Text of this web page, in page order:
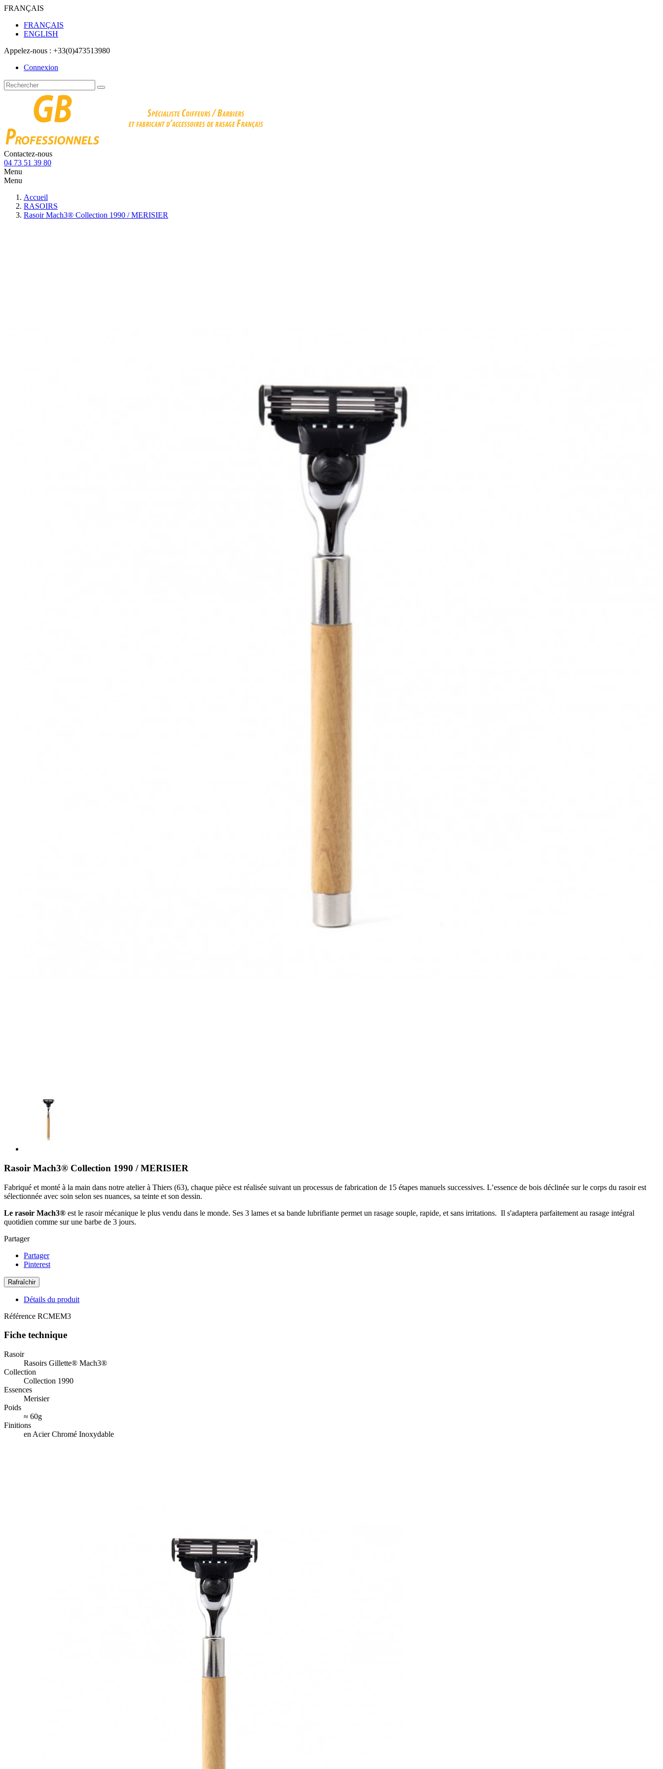
FRANÇAIS
FRANÇAIS
ENGLISH
Appelez-nous : +33(0)473513980
Connexion
Contactez-nous
04 73 51 39 80
Menu
Menu
Accueil
RASOIRS
Rasoir Mach3® Collection 1990 / MERISIER
Rasoir Mach3® Collection 1990 / MERISIER
Fabriqué et monté à la main dans notre atelier à Thiers (63), chaque pièce est réalisée suivant un processus de fabrication de 15 étapes manuels successives. L’essence de bois déclinée sur le corps du rasoir est
sélectionnée avec soin selon ses nuances, sa teinte et son dessin.
Le rasoir Mach3® est le rasoir mécanique le plus vendu dans le monde. Ses 3 lames et sa bande lubrifiante permet un rasage souple, rapide, et sans irritations. Il s'adaptera parfaitement au rasage intégral
quotidien comme sur une barbe de 3 jours.
Partager
Partager
Pinterest
Détails du produit
Référence RCMEM3
Fiche technique
Rasoir
Rasoirs Gillette® Mach3®
Collection
Collection 1990
Essences
Merisier
Poids
≈ 60g
Finitions
en Acier Chromé Inoxydable